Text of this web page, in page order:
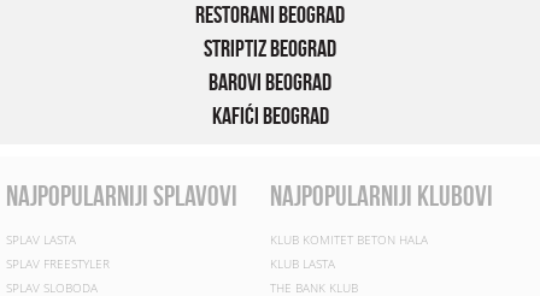
Restorani Beograd
Striptiz Beograd
Barovi Beograd
Kafići Beograd
najpopularniji splavovi
SPLAV LASTA
SPLAV FREESTYLER
SPLAV SLOBODA
najpopularniji klubovi
KLUB KOMITET BETON HALA
KLUB LASTA
THE BANK KLUB